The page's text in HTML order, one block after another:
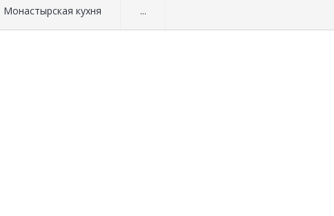
Монастырская кухня ...